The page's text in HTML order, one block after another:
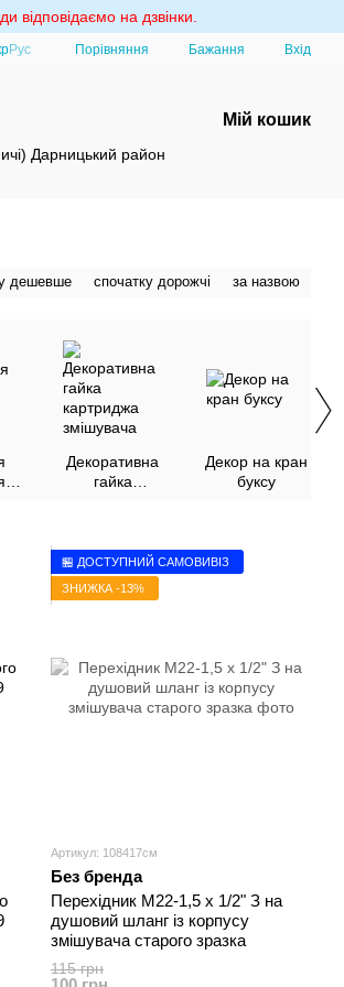
на дзвінки.
Рус Порівняння Бажання Вхід
Дарницький район
Мій кошик
дешевше спочатку дорожчі за назвою
Декоративна
гайка
Декор на кран
буксу
🏪 ДОСТУПНИЙ САМОВИВІЗ
ЗНИЖКА -13%
Артикул: 108417см
Без бренда
Перехідник М22-1,5 х 1/2" З на
душовий шланг із корпусу
змішувача старого зразка
115 грн